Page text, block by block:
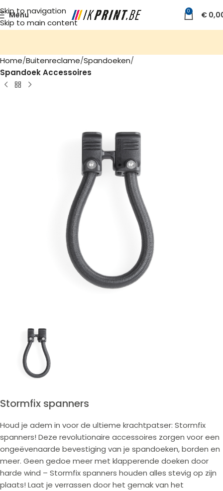
Skip to navigation
Skip to main content
Menu 0 €
Home Buitenreclame Spandoeken
Spandoek Accessoires
Stormfix spanners
Houd je adem in voor de ultieme krachtpatser: Stormfix
spanners! Deze revolutionaire accessoires zorgen voor een
ongeëvenaarde bevestiging van je spandoeken, borden en
meer. Geen gedoe meer met klapperende doeken door
harde wind – Stormfix spanners houden alles stevig op zijn
plaats! Laat je verrassen door het gemak van het